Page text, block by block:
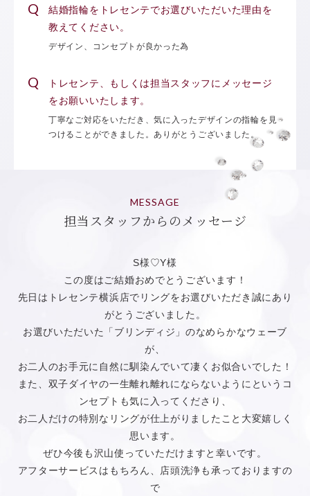
結婚指輪をトレセンテでお選びいただいた理由を
教えてください。
デザイン、コンセプトが良かった為
トレセンテ、もしくは担当スタッフにメッセージ
をお願いいたします。
丁寧なご対応をいただき、気に入ったデザインの指輪を見
つけることができました。ありがとうございました。
MESSAGE
担当スタッフからのメッセージ
S様♡Y様
この度はご結婚おめでとうございます！
先日はトレセンテ横浜店でリングをお選びいただき誠にあり
がとうございました。
お選びいただいた「ブリンディジ」のなめらかなウェーブ
が、
お二人のお手元に自然に馴染んでいて凄くお似合いでした！
また、双子ダイヤの一生離れ離れにならないようにというコ
ンセプトも気に入ってくださり、
お二人だけの特別なリングが仕上がりましたこと大変嬉しく
思います。
ぜひ今後も沢山使っていただけますと幸いです。
アフターサービスはもちろん、店頭洗浄も承っておりますの
で